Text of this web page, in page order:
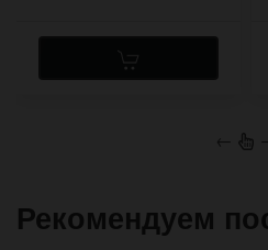
←
Рекомендуем